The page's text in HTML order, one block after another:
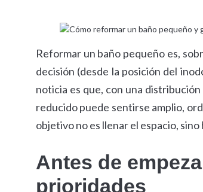
Reformar un baño pequeño es,
decisión (desde la posición del
noticia es que, con una
reducido puede sentirse amplio,
objetivo no es llenar el espacio,
Antes de
prioridades